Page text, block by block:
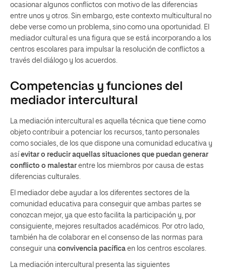
ocasionar algunos conflictos con motivo de las diferencias
entre unos y otros. Sin embargo, este contexto multicultural no
debe verse como un problema, sino como una oportunidad. El
mediador cultural es una figura que se está incorporando a los
centros escolares para impulsar la resolución de conflictos a
través del diálogo y los acuerdos.
Competencias y funciones del
mediador intercultural
La mediación intercultural es aquella técnica que tiene como
objeto contribuir a potenciar los recursos, tanto personales
como sociales, de los que dispone una comunidad educativa y
así evitar o reducir aquellas situaciones que puedan generar
conflicto o malestar entre los miembros por causa de estas
diferencias culturales.
El mediador debe ayudar a los diferentes sectores de la
comunidad educativa para conseguir que ambas partes se
conozcan mejor, ya que esto facilita la participación y, por
consiguiente, mejores resultados académicos. Por otro lado,
también ha de colaborar en el consenso de las normas para
conseguir una convivencia pacífica en los centros escolares.
La mediación intercultural presenta las siguientes